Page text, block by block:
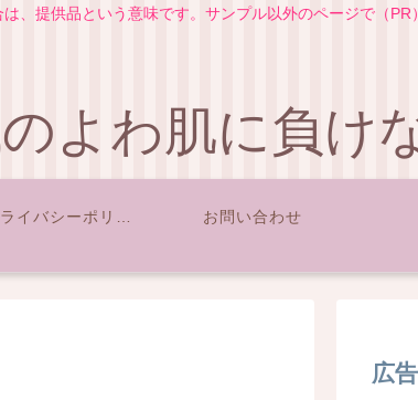
、提供品という意味です。サンプル以外のページで（PR
よわ肌に負け
お問い合わせ
広告